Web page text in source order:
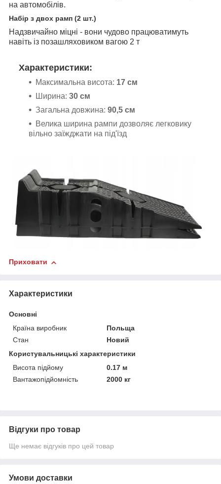
Характеристики:
Максимальна висота: 17 см
Ширина: 30 см
Загальна довжина: 90,5 см
Велика ширина рампи дозволяє легковику
вільно заїжджати на під'їзд
Надзвичайно міцні - вони чудово працюватимуть
навіть із позашляховиком вагою 2 т
Набір з двох рамп (2 шт.)
на автомобілів.
Приховати
Характеристики
Основні
Країна виробник
Польща
Стан
Новий
Користувальницькі характеристики
Висота підйому
0.17 м
Вантажопідйомність
2000 кг
Відгуки про товар
Ще немає відгуків про цей товар
Умови доставки